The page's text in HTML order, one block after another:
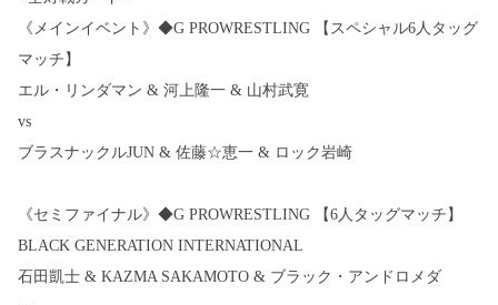
《メインイベント》◆G PROWRESTLING 【スペシャル6人タッグ
マッチ】
エル・リンダマン & 河上隆一 & 山村武寛
vs
ブラスナックルJUN & 佐藤☆恵一 & ロック岩崎
《セミファイナル》◆G PROWRESTLING 【6人タッグマッチ】
BLACK GENERATION INTERNATIONAL
石田凱士 & KAZMA SAKAMOTO & ブラック・アンドロメダ